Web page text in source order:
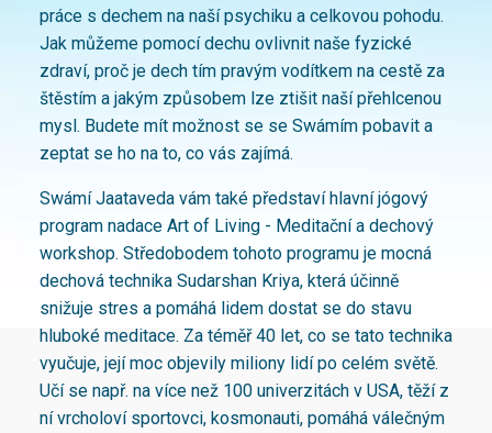
práce s dechem na naší psychiku a celkovou pohodu.
Jak můžeme pomocí dechu ovlivnit naše fyzické
zdraví, proč je dech tím pravým vodítkem na cestě za
štěstím a jakým způsobem lze ztišit naší přehlcenou
mysl. Budete mít možnost se se Swámím pobavit a
zeptat se ho na to, co vás zajímá.
Swámí Jaataveda vám také představí hlavní jógový
program nadace Art of Living - Meditační a dechový
workshop. Středobodem tohoto programu je mocná
dechová technika Sudarshan Kriya, která účinně
snižuje stres a pomáhá lidem dostat se do stavu
hluboké meditace. Za téměř 40 let, co se tato technika
vyučuje, její moc objevily miliony lidí po celém světě.
Učí se např. na více než 100 univerzitách v USA, těží z
ní vrcholoví sportovci, kosmonauti, pomáhá válečným